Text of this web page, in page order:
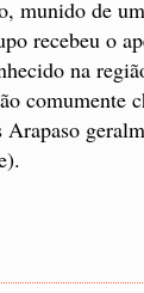
munido de
recebeu o
na
comumente